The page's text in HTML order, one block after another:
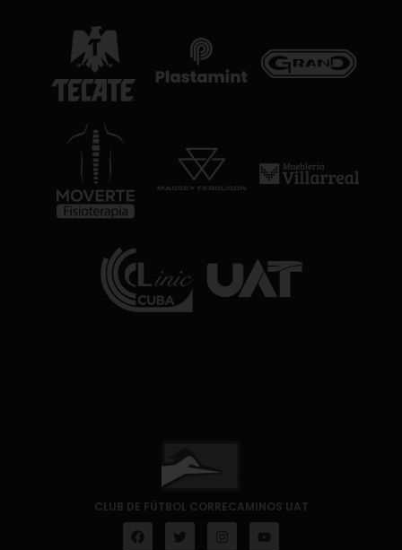
CLUB DE FÚTBOL CORRECAMINOS UAT